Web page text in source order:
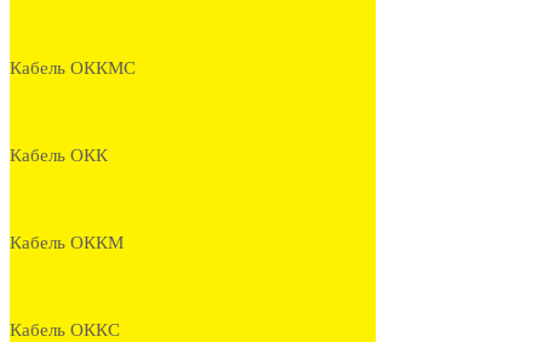
Кабель ОККМС
Кабель ОКК
Кабель ОККМ
Кабель ОККС